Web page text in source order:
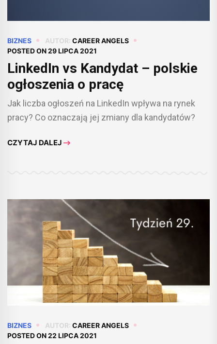
BIZNES AUTOR: CAREER ANGELS
POSTED ON29 LIPCA 2021
LinkedIn vs Kandydat – polskie
ogłoszenia o pracę
Jak liczba ogłoszeń na LinkedIn wpływa na rynek
pracy? Co oznaczają jej zmiany dla kandydatów?
CZYTAJ DALEJ
BIZNES AUTOR: CAREER ANGELS
POSTED ON22 LIPCA 2021